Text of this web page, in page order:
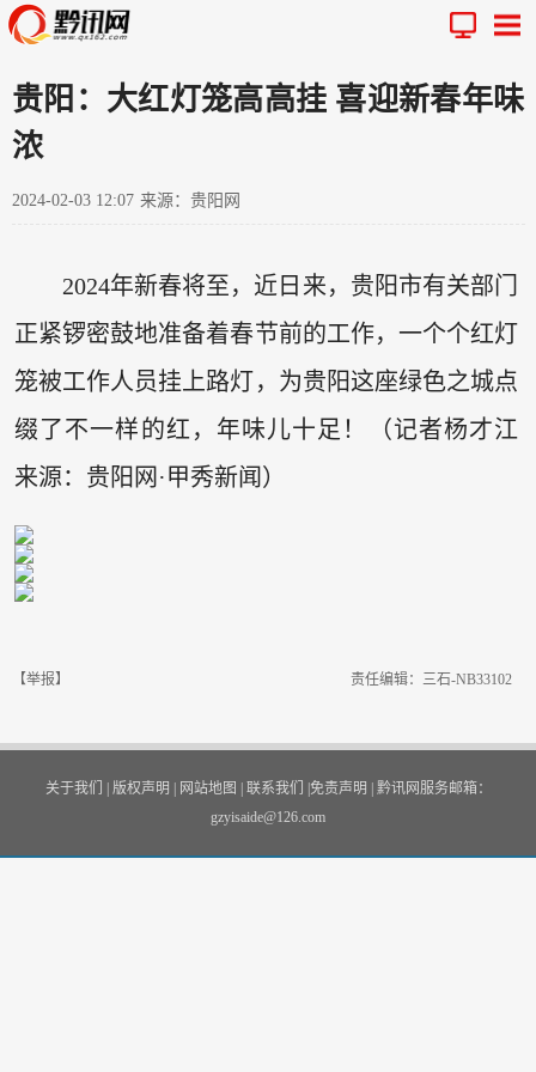
贵阳：大红灯笼高高挂 喜迎新春年味
浓
2024-02-03 12:07 来源：贵阳网
2024年新春将至，近日来，贵阳市有关部门
正紧锣密鼓地准备着春节前的工作，一个个红灯
笼被工作人员挂上路灯，为贵阳这座绿色之城点
缀了不一样的红，年味儿十足！（记者杨才江
来源：贵阳网·甲秀新闻）
【举报】 责任编辑：三石-NB33102
关于我们 版权声明 网站地图 联系我们 免责声明
黔讯网服务邮箱：
gzyisaide@126.com